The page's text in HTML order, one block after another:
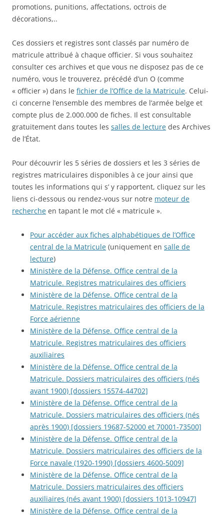
promotions, punitions, affectations, octrois de
décorations,..
Ces dossiers et registres sont classés par numéro de
matricule attribué à chaque officier. Si vous souhaitez
consulter ces archives et que vous ne disposez pas de ce
numéro, vous le trouverez, précédé d’un O (comme
« officier ») dans le fichier de l’Office de la Matricule. Celui-
ci concerne l’ensemble des membres de l’armée belge et
compte plus de 2.000.000 de fiches. Il est consultable
gratuitement dans toutes les salles de lecture des Archives
de l’État.
Pour découvrir les 5 séries de dossiers et les 3 séries de
registres matriculaires disponibles à ce jour ainsi que
toutes les informations qui s’ y rapportent, cliquez sur les
liens ci-dessous ou rendez-vous sur notre moteur de
recherche en tapant le mot clé « matricule ».
Pour accéder aux fiches alphabétiques de l’Office
central de la Matricule (uniquement en salle de
lecture)
Ministère de la Défense. Office central de la
Matricule. Registres matriculaires des officiers
Ministère de la Défense. Office central de la
Matricule. Registres matriculaires des officiers de la
Force aérienne
Ministère de la Défense. Office central de la
Matricule. Registres matriculaires des officiers
auxiliaires
Ministère de la Défense. Office central de la
Matricule. Dossiers matriculaires des officiers (nés
avant 1900) [dossiers 15574-44702]
Ministère de la Défense. Office central de la
Matricule. Dossiers matriculaires des officiers (nés
après 1900) [dossiers 19687-52000 et 70001-73500]
Ministère de la Défense. Office central de la
Matricule. Dossiers matriculaires des officiers de la
Force navale (1920-1990) [dossiers 4600-5009]
Ministère de la Défense. Office central de la
Matricule. Dossiers matriculaires des officiers
auxiliaires (nés avant 1900) [dossiers 1013-10947]
Ministère de la Défense. Office central de la